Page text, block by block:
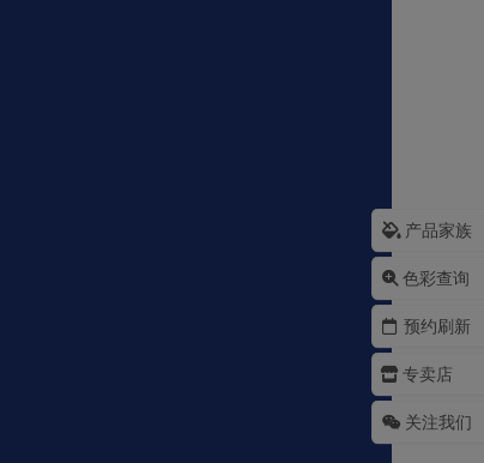
产品家族
色彩查询
预约刷新
专卖店
关注我们